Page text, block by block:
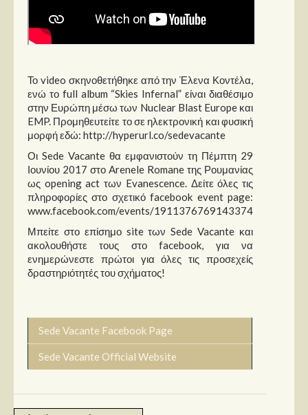
Το video σκηνοθετήθηκε από την Έλενα Κοντέλα,
ενώ το full album “Skies Infernal” είναι διαθέσιμο
στην Ευρώπη μέσω των Nuclear Blast Europe και
EMP. Προμηθευτείτε το σε ηλεκτρονική και φυσική
μορφή εδώ: http://hyperurl.co/sedevacante
Οι Sede Vacante θα εμφανιστούν τη Πέμπτη 29
Ιουνίου 2017 στο Arenele Romane της Ρουμανίας
ως opening act των Evanescence. Δείτε όλες τις
πληροφορίες στο σχετικό facebook event page:
www.facebook.com/events/1911376769143374
Μπείτε στο επίσημο site των Sede Vacante και
ακολουθήστε τους στο facebook, για να
ενημερώνεστε πρώτοι για όλες τις προσεχείς
δραστηριότητές του σχήματος!
Sede Vacante Facebook Page
Sede Vacante Official Website